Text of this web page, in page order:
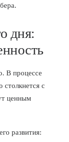
дня:
В процессе
столкнется с
ценным
развития: